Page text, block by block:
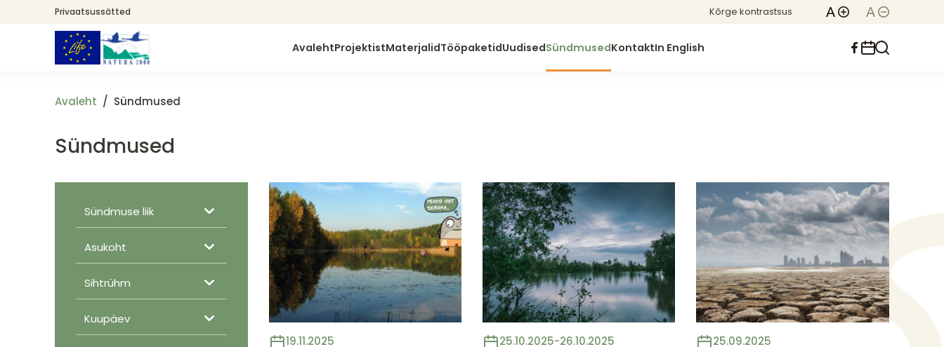
edasi
Privaatsussätted Kõrge kontrastsus
AvalehtProjektistMaterjalidTööpaketidUudisedSündmusedKontaktIn English
Avaleht Sündmused
Sündmused
Sündmuse liik
Asukoht
Sihtrühm
Kuupäev
19.11.2025
25.10.2025-26.10.2025
25.09.2025